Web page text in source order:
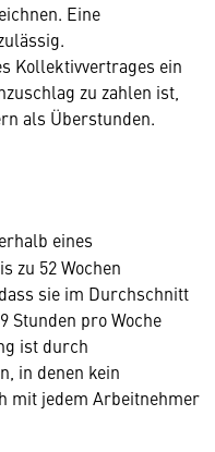
Eine
Kollektivvertrages ein
zu zahlen ist,
als Überstunden.
eines
zu 52 Wochen
sie im Durchschnitt
Stunden pro Woche
ist durch
in denen kein
mit jedem Arbeitnehmer